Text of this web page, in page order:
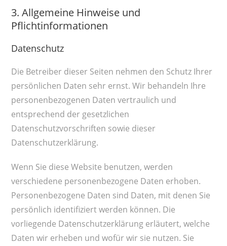
3. Allgemeine Hinweise und
Pflichtinformationen
Datenschutz
Die Betreiber dieser Seiten nehmen den Schutz Ihrer
persönlichen Daten sehr ernst. Wir behandeln Ihre
personenbezogenen Daten vertraulich und
entsprechend der gesetzlichen
Datenschutzvorschriften sowie dieser
Datenschutzerklärung.
Wenn Sie diese Website benutzen, werden
verschiedene personenbezogene Daten erhoben.
Personenbezogene Daten sind Daten, mit denen Sie
persönlich identifiziert werden können. Die
vorliegende Datenschutzerklärung erläutert, welche
Daten wir erheben und wofür wir sie nutzen. Sie